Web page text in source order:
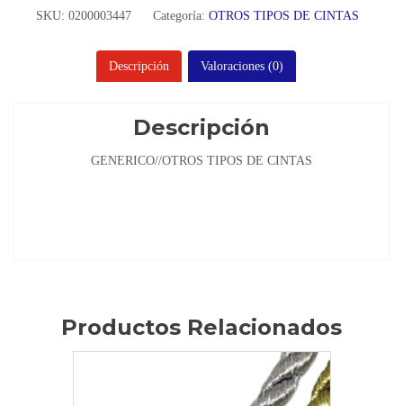
SKU: 0200003447 Categoría: OTROS TIPOS DE CINTAS
Descripción Valoraciones (0)
Descripción
GENERICO//OTROS TIPOS DE CINTAS
Productos Relacionados